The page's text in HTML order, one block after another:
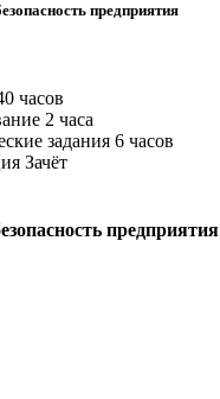
предприятия
часов
2 часа
задания 6 часов
Зачёт
предприятия